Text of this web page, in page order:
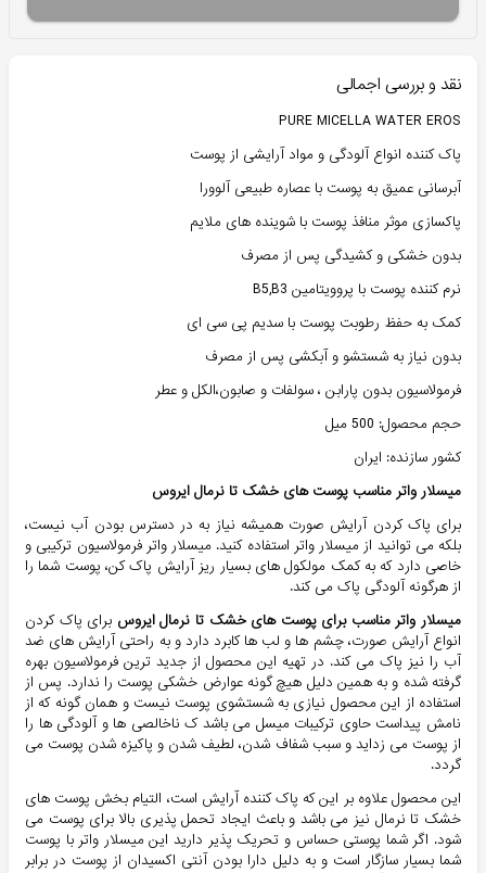
نقد و بررسی اجمالی
PURE MICELLA WATER EROS
پاک کننده انواع آلودگی و مواد آرایشی از پوست
آبرسانی عمیق به پوست با عصاره طبیعی آلوورا
پاکسازی موثر منافذ پوست با شوینده های ملایم
بدون خشکی و کشیدگی پس از مصرف
نرم کننده پوست با پروویتامین B5,B3
کمک به حفظ رطوبت پوست با سدیم پی سی ای
بدون نیاز به شستشو و آبکشی پس از مصرف
فرمولاسیون بدون پارابن ، سولفات و صابون،الکل و عطر
حجم محصول: 500 میل
کشور سازنده: ایران
ميسلار واتر مناسب پوست های خشک تا نرمال ايروس
برای پاک کردن آرایش صورت همیشه نیاز به در دسترس بودن آب نیست،
بلکه می توانید از میسلار واتر استفاده کنید. میسلار واتر فرمولاسیون ترکیبی و
خاصی دارد که به کمک مولکول های بسیار ریز آرایش پاک کن، پوست شما را
از هرگونه آلودگی پاک می کند.
میسلار واتر مناسب برای پوست های خشک تا نرمال ایروس برای پاک کردن
انواع آرایش صورت، چشم ها و لب ها کابرد دارد و به راحتی آرایش های ضد
آب را نیز پاک می کند. در تهیه این محصول از جدید ترین فرمولاسیون بهره
گرفته شده و به همین دلیل هیچ گونه عوارض خشکی پوست را ندارد. پس از
استفاده از این محصول نیازی به شستشوی پوست نیست و همان گونه که از
نامش پیداست حاوی ترکیبات میسل می باشد ک ناخالصی ها و آلودگی ها را
از پوست می زداید و سبب شفاف شدن، لطیف شدن و پاکیزه شدن پوست می
گردد.
این محصول علاوه بر این که پاک کننده آرایش است، التیام بخش پوست های
خشک تا نرمال نیز می باشد و باعث ایجاد تحمل پذیری بالا برای پوست می
شود. اگر شما پوستی حساس و تحریک پذیر دارید این میسلار واتر با پوست
شما بسیار سازگار است و به دلیل دارا بودن آنتی اکسیدان از پوست در برابر